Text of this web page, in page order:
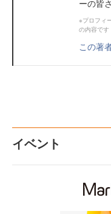
ーの皆
※プロフィ
の内容です
この著
イベント